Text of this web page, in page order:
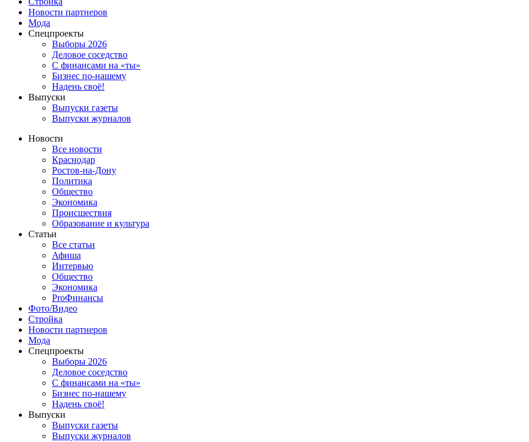
Новости партнеров
Мода
Спецпроекты
Выборы 2026
Деловое соседство
С финансами на «ты»
Бизнес по-нашему
Надень своё!
Выпуски
Выпуски газеты
Выпуски журналов
Новости
Все новости
Краснодар
Ростов-на-Дону
Политика
Общество
Экономика
Происшествия
Образование и культура
Статьи
Все статьи
Афиша
Интервью
Общество
Экономика
ProФинансы
Фото/Видео
Стройка
Новости партнеров
Мода
Спецпроекты
Выборы 2026
Деловое соседство
С финансами на «ты»
Бизнес по-нашему
Надень своё!
Выпуски
Выпуски газеты
Выпуски журналов